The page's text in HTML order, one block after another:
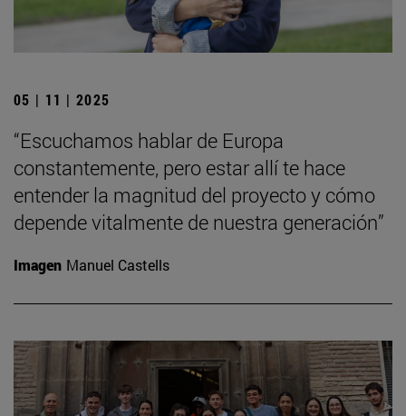
05 | 11 | 2025
“Escuchamos hablar de Europa
constantemente, pero estar allí te hace
entender la magnitud del proyecto y cómo
depende vitalmente de nuestra generación”
Imagen Manuel Castells